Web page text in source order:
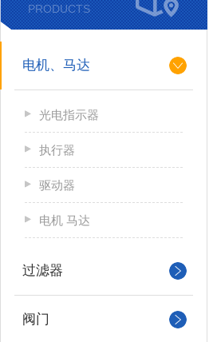
PRODUCTS
电机、马达
光电指示器
执行器
驱动器
电机 马达
过滤器
阀门